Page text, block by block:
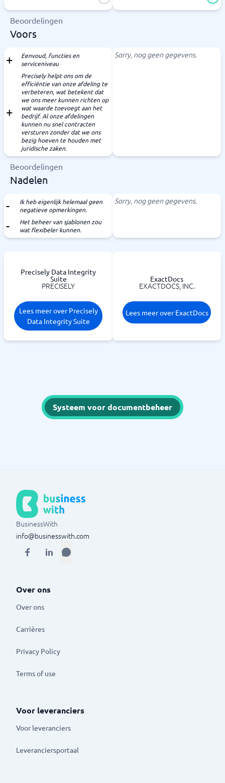
Beoordelingen
Voors
Eenvoud, functies en
serviceniveau
Precisely helpt ons om de
efficiëntie van onze afdeling te
verbeteren, wat betekent dat
we ons meer kunnen richten op
wat waarde toevoegt aan het
bedrijf. Al onze afdelingen
kunnen nu snel contracten
versturen zonder dat we ons
bezig hoeven te houden met
juridische zaken.
Sorry, nog geen gegevens.
Beoordelingen
Nadelen
Ik heb eigenlijk helemaal geen
negatieve opmerkingen.
Het beheer van sjablonen zou
wat flexibeler kunnen.
Sorry, nog geen gegevens.
Precisely Data Integrity
Suite
PRECISELY
Lees meer over Precisely
Data Integrity Suite
ExactDocs
EXACTDOCS, INC.
Lees meer over ExactDocs
Systeem voor documentbeheer
BusinessWith
info@businesswith.com
Over ons
Over ons
Carrières
Privacy Policy
Terms of use
Voor leveranciers
Voor leveranciers
Leveranciersportaal